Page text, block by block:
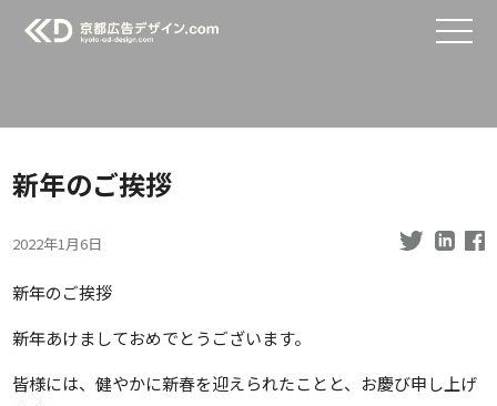
新年のご挨拶
2022年1月6日
新年のご挨拶
新年あけましておめでとうございます。
皆様には、健やかに新春を迎えられたことと、お慶び申し上げ